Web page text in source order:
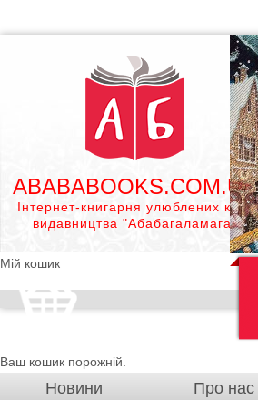
ABABABOOKS.COM.UA
Інтернет-книгарня улюблених книг
видавництва "Абабагаламага"
Мій кошик
Ваш кошик порожній.
Новини Про нас